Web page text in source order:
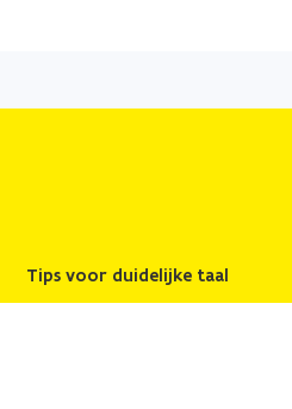
naar
Tips voor duidelijke taal